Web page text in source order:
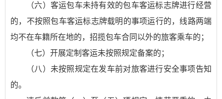
（六）客运包车未持有效的包车客运标志牌进行经营
的，不按照包车客运标志牌载明的事项运行的，线路两端
均不在车籍所在地的，招揽包车合同以外的旅客乘车的；
（七）开展定制客运未按照规定备案的；
（八）未按照规定在发车前对旅客进行安全事项告知
的。